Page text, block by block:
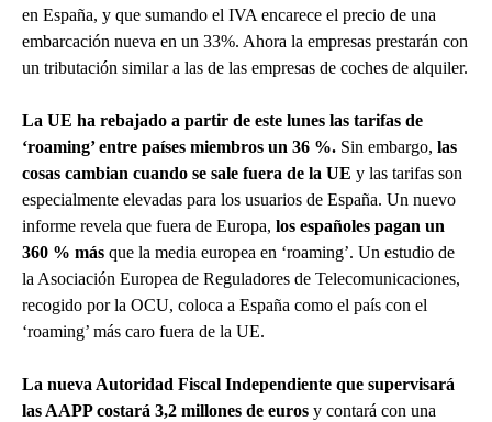
en España, y que sumando el IVA encarece el precio de una
embarcación nueva en un 33%. Ahora la empresas prestarán con
un tributación similar a las de las empresas de coches de alquiler.
La UE ha rebajado a partir de este lunes las tarifas de
‘roaming’ entre países miembros un 36 %. Sin embargo, las
cosas cambian cuando se sale fuera de la UE y las tarifas son
especialmente elevadas para los usuarios de España. Un nuevo
informe revela que fuera de Europa, los españoles pagan un
360 % más que la media europea en ‘roaming’. Un estudio de
la Asociación Europea de Reguladores de Telecomunicaciones,
recogido por la OCU, coloca a España como el país con el
‘roaming’ más caro fuera de la UE.
La nueva Autoridad Fiscal Independiente que supervisará
las AAPP costará 3,2 millones de euros y contará con una